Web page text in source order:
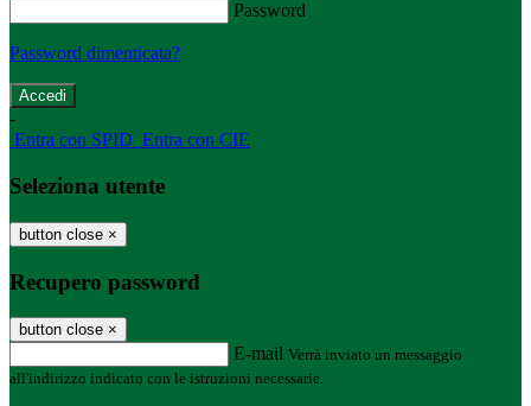
Password
Password dimenticata?
-
Entra con SPID Entra con CIE
Seleziona utente
button close ×
Recupero password
button close ×
E-mail Verrà inviato un messaggio
all'indirizzo indicato con le istruzioni necessarie.